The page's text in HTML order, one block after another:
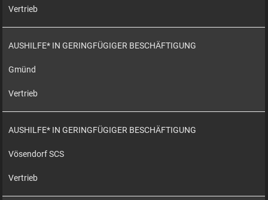
Vertrieb
AUSHILFE* IN GERINGFÜGIGER BESCHÄFTIGUNG
Gmünd
Vertrieb
AUSHILFE* IN GERINGFÜGIGER BESCHÄFTIGUNG
Vösendorf SCS
Vertrieb